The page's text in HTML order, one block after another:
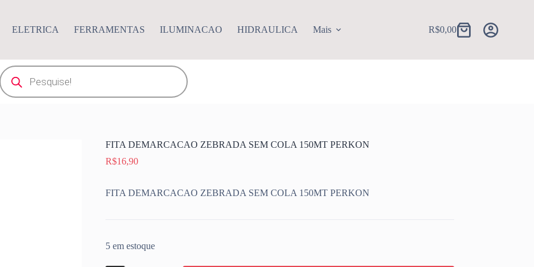
ELETRICA FERRAMENTAS ILUMINACAO HIDRAULICA Mais Carrinho
R$0,00
Pesquisar
produtos
FITA DEMARCACAO ZEBRADA SEM COLA 150MT PERKON
R$16,90
FITA DEMARCACAO ZEBRADA SEM COLA 150MT PERKON
5 em estoque